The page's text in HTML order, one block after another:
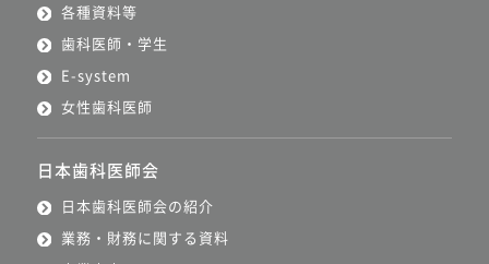
各種資料等
歯科医師・学生
E-system
女性歯科医師
日本歯科医師会
日本歯科医師会の紹介
業務・財務に関する資料